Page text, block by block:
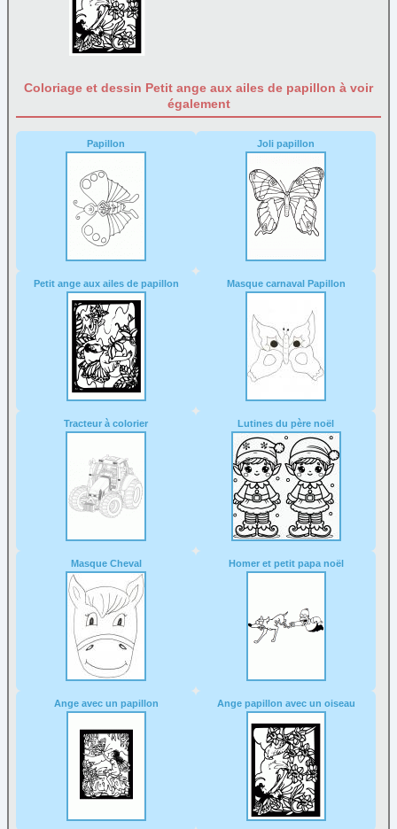
Coloriage et dessin Petit ange aux ailes de papillon à voir
également
Papillon Joli papillon
Petit ange aux ailes de papillon Masque carnaval Papillon
Tracteur à colorier Lutines du père noël
Masque Cheval Homer et petit papa noël
Ange avec un papillon Ange papillon avec un oiseau